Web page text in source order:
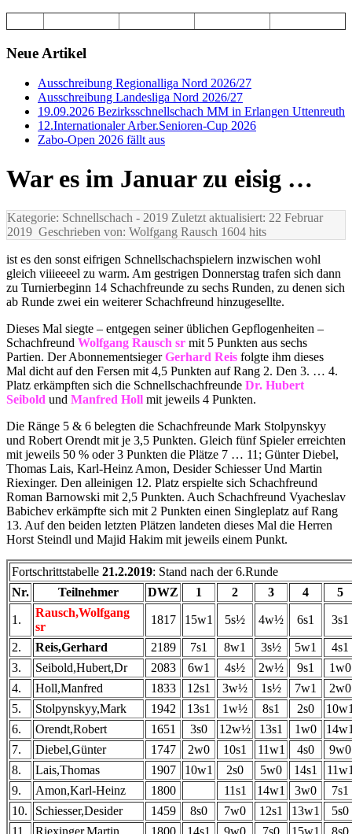
Neue Artikel
Ausschreibung Regionalliga Nord 2026/27
Ausschreibung Landesliga Nord 2026/27
19.09.2026 Bezirksschnellschach MM in Erlangen Uttenreuth
12.Internationaler Arber.Senioren-Cup 2026
Zabo-Open 2026 fällt aus
War es im Januar zu eisig …
Kategorie: Schnellschach - 2019 Zuletzt aktualisiert: 22 Februar
2019 Geschrieben von: Wolfgang Rausch 1604 hits
ist es den sonst eifrigen Schnellschachspielern inzwischen wohl
gleich viiieeeel zu warm. Am gestrigen Donnerstag trafen sich dann
zu Turnierbeginn 14 Schachfreunde zu sechs Runden, zu denen sich
ab Runde zwei ein weiterer Schachfreund hinzugesellte.
Dieses Mal siegte – entgegen seiner üblichen Gepflogenheiten –
Schachfreund Wolfgang Rausch sr mit 5 Punkten aus sechs
Partien. Der AbonnementsiegerGerhard Reis folgte ihm dieses
Mal dicht auf den Fersen mit 4,5 Punkten auf Rang 2. Den 3. … 4.
Platz erkämpften sich die Schnellschachfreunde Dr. Hubert
Seibold und Manfred Holl mit jeweils 4 Punkten.
Die Ränge 5 & 6 belegten die Schachfreunde Mark Stolpynskyy
und Robert Orendt mit je 3,5 Punkten. Gleich fünf Spieler erreichten
mit jeweils 50 % oder 3 Punkten die Plätze 7 … 11; Günter Diebel,
Thomas Lais, Karl-Heinz Amon, Desider Schiesser Und Martin
Riexinger. Den alleinigen 12. Platz erspielte sich Schachfreund
Roman Barnowski mit 2,5 Punkten. Auch Schachfreund Vyacheslav
Babichev erkämpfte sich mit 2 Punkten einen Singleplatz auf Rang
13. Auf den beiden letzten Plätzen landeten dieses Mal die Herren
Horst Steindl und Majid Hakim mit jeweils einem Punkt.
Fortschrittstabelle 21.2.2019: Stand nach der 6.Runde
Nr.
Teilnehmer DWZ 1 2 3 4 5
1.
Rausch,Wolfgang
sr
1817 15w1 5s½ 4w½ 6s1 3s1
2. Reis,Gerhard 2189 7s1 8w1 3s½ 5w1
4s1
3.
Seibold,Hubert,Dr 2083 6w1 4s½ 2w½ 9s1
1w0
4.
Holl,Manfred 1833 12s1 3w½ 1s½ 7w1
2w0
5.
Stolpynskyy,Mark 1942 13s1 1w½ 8s1 2s0
6.
Orendt,Robert 1651 3s0 12w½ 13s1 1w0
7.
Diebel,Günter 1747 2w0 10s1 11w1 4s0
9w0
8.
Lais,Thomas 1907 10w1 2s0 5w0 14s1
9.
Amon,Karl-Heinz 1800 11s1 14w1 3w0
7s1
10.
Schiesser,Desider 1459 8s0 7w0 12s1 13w1
5s0